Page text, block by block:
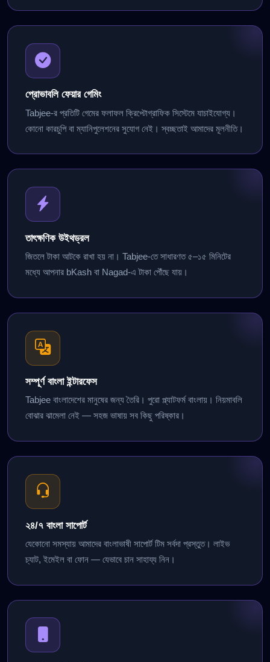
প্রোভাবলি ফেয়ার গেমিং
Tabjee-র প্রতিটি গেমের ফলাফল ক্রিপ্টোগ্রাফিক সিস্টেমে যাচাইযোগ্য।
কোনো কারচুপি বা ম্যানিপুলেশনের সুযোগ নেই। স্বচ্ছতাই আমাদের মূলনীতি।
তাৎক্ষণিক উইথড্রল
জিতলে টাকা আটকে রাখা হয় না। Tabjee-তে সাধারণত ৫–১৫ মিনিটের
মধ্যে আপনার bKash বা Nagad-এ টাকা পৌঁছে যায়।
সম্পূর্ণ বাংলা ইন্টারফেস
Tabjee বাংলাদেশের মানুষের জন্য তৈরি। পুরো প্ল্যাটফর্ম বাংলায়। নিয়মাবলি
বোঝার ঝামেলা নেই — সহজ ভাষায় সব কিছু পরিষ্কার।
২৪/৭ বাংলা সাপোর্ট
যেকোনো সমস্যায় আমাদের বাংলাভাষী সাপোর্ট টিম সর্বদা প্রস্তুত। লাইভ
চ্যাট, ইমেইল বা ফোন — যেভাবে চান সাহায্য নিন।